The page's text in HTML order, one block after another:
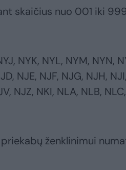
skaičius nuo 001 iki
NYK, NYL, NYM, NYN,
NJE, NJF, NJG, NJH,
NJZ, NKI, NLA, NLB, NLC,
ženklinimui